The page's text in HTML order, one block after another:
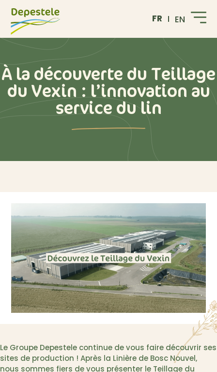
FR EN
À la découverte du Teillage
du Vexin : l’innovation au
service du lin
Le Groupe Depestele continue de vous faire découvrir ses
sites de production ! Après la Linière de Bosc Nouvel,